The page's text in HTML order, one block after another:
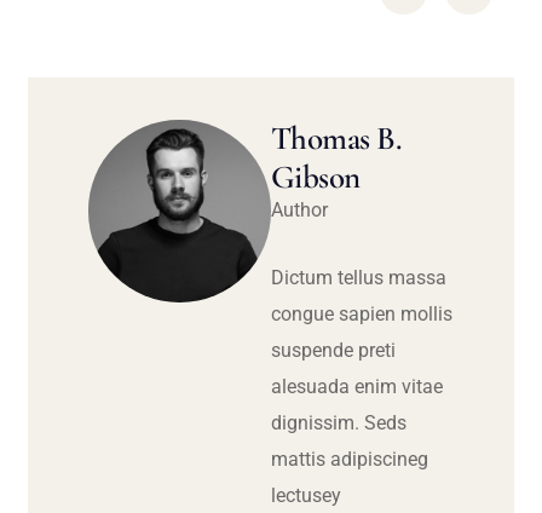
Thomas B.
Gibson
Author
Dictum tellus massa
congue sapien mollis
suspende preti
alesuada enim vitae
dignissim. Seds
mattis adipiscineg
lectusey